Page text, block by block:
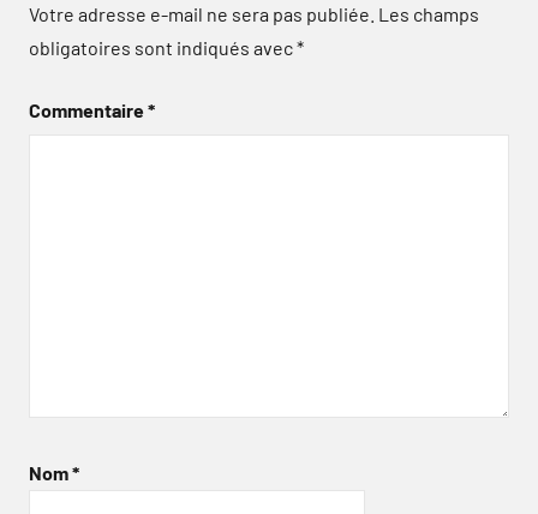
Votre adresse e-mail ne sera pas publiée. Les champs
obligatoires sont indiqués avec*
Commentaire*
Nom*